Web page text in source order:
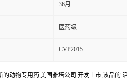
36月
医药级
CVP2015
的动物专用药, 美国雅培公司 开发上市,该品的